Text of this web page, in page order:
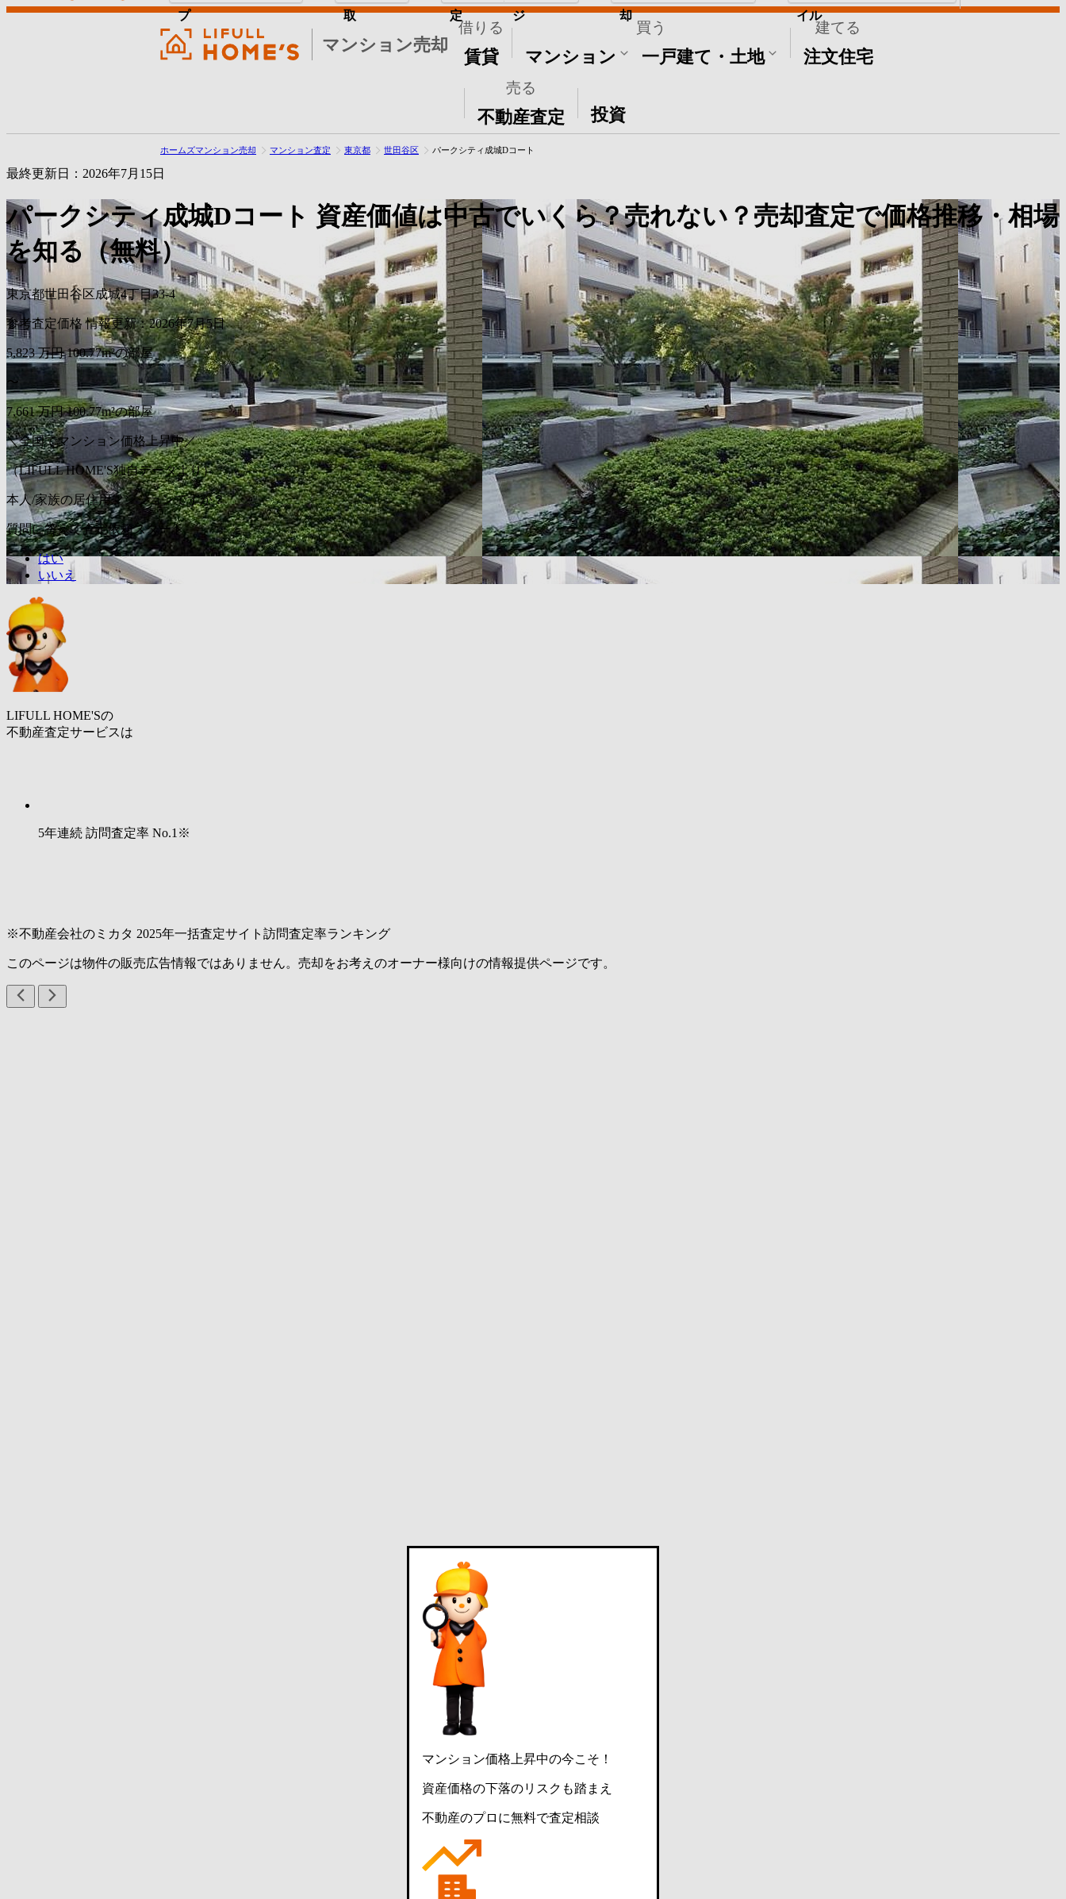
マンション売却
借りる
賃貸
買う
マンション 一戸建て・土地
建てる
注文住宅
売る
不動産査定
その他
投資
プ 取 定 ジ 却 イル
ホームズマンション売却 マンション査定 東京都 世田谷区 パークシティ成城Dコート
最終更新日：2026年7月15日
パークシティ成城Dコート 資産価値は中古でいくら？売れない？売却査定で価格推移・相場
を知る（無料）
東京都世田谷区成城4丁目33-4
参考査定価格 情報更新：2026年7月5日
5,823 万円 100.77m²の部屋
〜
7,661 万円 100.77m²の部屋
＼全国でマンション価格上昇中／
（LIFULL HOME'S独自データより）
本人/家族の居住用マンションですか？
質問に答えて査定依頼スタート
はい
いいえ
LIFULL HOME'Sの
不動産査定サービスは
5年連続 訪問査定率 No.1 ※
※不動産会社のミカタ 2025年一括査定サイト訪問査定率ランキング
このページは物件の販売広告情報ではありません。売却をお考えのオーナー様向けの情報提供ページです。
マンション価格上昇中の今こそ！
資産価格の下落のリスクも踏まえ
不動産のプロに無料で査定相談